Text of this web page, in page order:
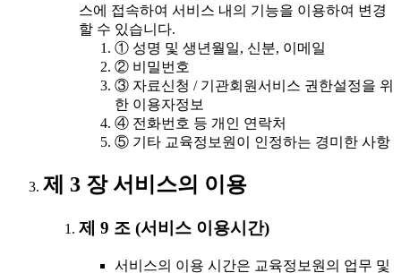
스에 접속하여 서비스 내의 기능을 이용하여 변경
할 수 있습니다.
① 성명 및 생년월일, 신분, 이메일
② 비밀번호
③ 자료신청 / 기관회원서비스 권한설정을 위
한 이용자정보
④ 전화번호 등 개인 연락처
⑤ 기타 교육정보원이 인정하는 경미한 사항
제 3 장 서비스의 이용
제 9 조 (서비스 이용시간)
서비스의 이용 시간은 교육정보원의 업무 및